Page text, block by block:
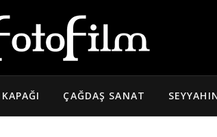
ÇAĞDAŞ SANAT